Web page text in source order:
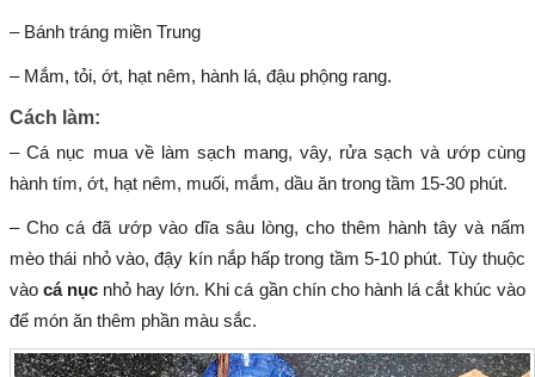
– Bánh tráng miền Trung
– Mắm, tỏi, ớt, hạt nêm, hành lá, đậu phộng rang.
Cách làm:
– Cá nục mua về làm sạch mang, vây, rửa sạch và ướp cùng
hành tím, ớt, hạt nêm, muối, mắm, dầu ăn trong tầm 15-30 phút.
– Cho cá đã ướp vào dĩa sâu lòng, cho thêm hành tây và nấm
mèo thái nhỏ vào, đậy kín nắp hấp trong tầm 5-10 phút. Tùy thuộc
vàocá nục nhỏ hay lớn. Khi cá gần chín cho hành lá cắt khúc vào
để món ăn thêm phần màu sắc.